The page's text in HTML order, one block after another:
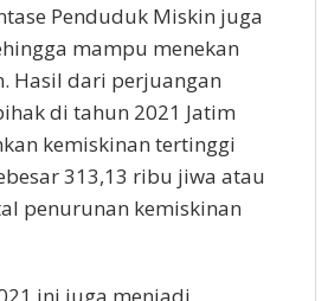
Penduduk Miskin juga
mampu menekan
Hasil dari perjuangan
di tahun 2021 Jatim
kemiskinan tertinggi
313,13 ribu jiwa atau
penurunan kemiskinan
ini juga menjadi